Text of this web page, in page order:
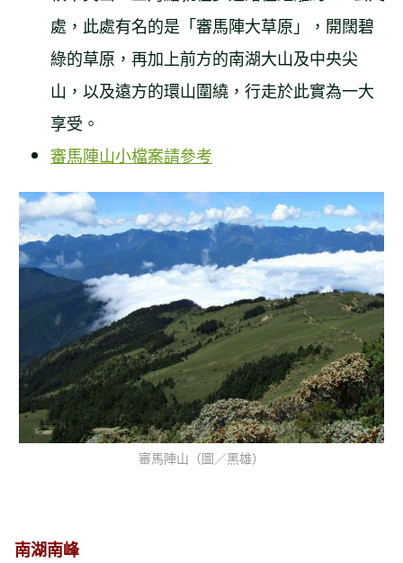
處，此處有名的是「審馬陣大草原」，開闊碧
綠的草原，再加上前方的南湖大山及中央尖
山，以及遠方的環山圍繞，行走於此實為一大
享受。
審馬陣山小檔案請參考
審馬陣山（圖／黑雄）
南湖南峰